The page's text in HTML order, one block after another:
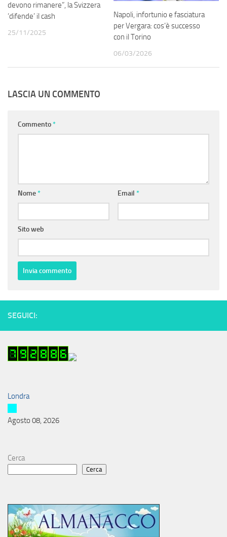
devono rimanere”, la Svizzera
‘difende’ il cash
25/11/2025
Napoli, infortunio e fasciatura
per Vergara: cos’è successo
con il Torino
06/03/2026
LASCIA UN COMMENTO
Commento*
Nome* Email *
Sito web
SEGUICI:
Londra
Agosto 08, 2026
Cerca
Cerca